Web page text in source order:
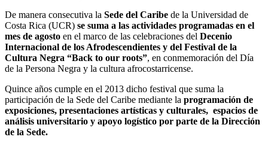
De manera consecutiva la Sede del Caribe de la Universidad de
Costa Rica (UCR) se suma a las actividades programadas en el
mes de agosto en el marco de las celebraciones del Decenio
Internacional de los Afrodescendientes y del Festival de la
Cultura Negra “Back to our roots”, en conmemoración del Día
de la Persona Negra y la cultura afrocostarricense.
Quince años cumple en el 2013 dicho festival que suma la
participación de la Sede del Caribe mediante la programación de
exposiciones, presentaciones artísticas y culturales, espacios de
análisis universitario y apoyo logístico por parte de la Dirección
de la Sede.